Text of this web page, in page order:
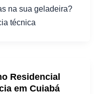
na sua geladeira?
técnica
Residencial
em Cuiabá